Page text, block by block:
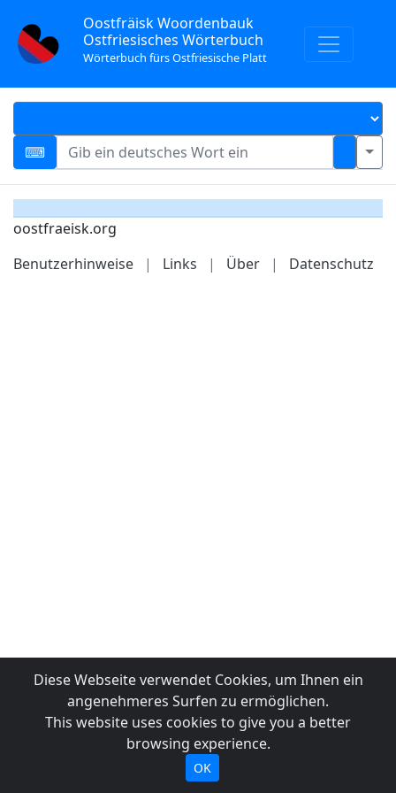
Oostfräisk Woordenbauk
Ostfriesisches Wörterbuch
Wörterbuch fürs Ostfriesische Platt
oostfraeisk.org
Benutzerhinweise
| Links | Über | Datenschutz
Diese Webseite verwendet Cookies, um Ihnen ein
angenehmeres Surfen zu ermöglichen.
This website uses cookies to give you a better
browsing experience.
OK